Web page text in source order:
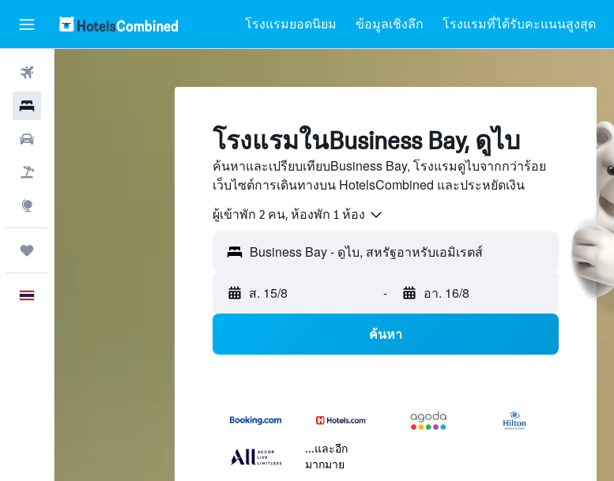
โรงแรมยอดนิยม ข้อมูลเชิงลึก โรงแรมที่ได้รับคะแนนสูงสุด
โรงแรมในBusiness Bay, ดูไบ
ค้นหาและเปรียบเทียบBusiness Bay, โรงแรมดูไบจากกว่าร้อย
เว็บไซต์การเดินทางบน HotelsCombined และประหยัดเงิน
ผู้เข้าพัก 2 คน, ห้องพัก 1 ห้อง
ส. 15/8 - อา. 16/8
ค้นหา
...และอีก
มากมาย